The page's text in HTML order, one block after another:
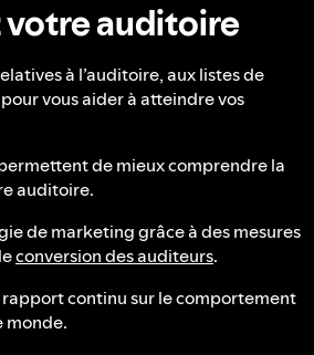
votre auditoire
à l’auditoire, aux listes de
vous aider à atteindre vos
de mieux comprendre la
auditoire.
de marketing grâce à des mesures
conversion des auditeurs.
continu sur le comportement
monde.